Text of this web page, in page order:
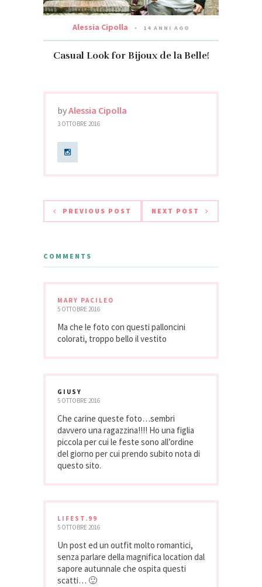
Alessia Cipolla 14 ANNI AGO
Casual Look for Bijoux de la Belle!
byAlessia Cipolla
3 OTTOBRE 2016
PREVIOUS POST NEXT POST
COMMENTS
MARY PACILEO
5 OTTOBRE 2016
Ma che le foto con questi palloncini
colorati, troppo bello il vestito
GIUSY
5 OTTOBRE 2016
Che carine queste foto…sembri
davvero una ragazzina!!!! Ho una figlia
piccola per cui le feste sono all’ordine
del giorno per cui prendo subito nota di
questo sito.
LIFEST.99
5 OTTOBRE 2016
Un post ed un outfit molto romantici,
senza parlare della magnifica location dal
sapore autunnale che ospita questi
scatti… 🙂